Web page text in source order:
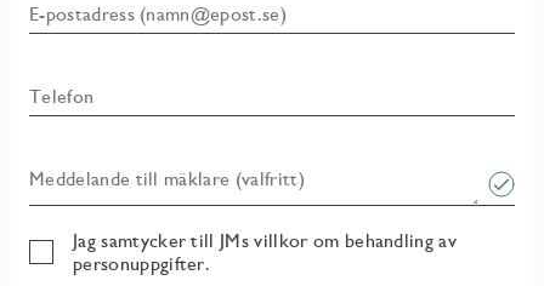
E-postadress (namn@epost.se)
Telefon
Meddelande till mäklare (valfritt)
Jag samtycker till JMs villkor om behandling av
personuppgifter.